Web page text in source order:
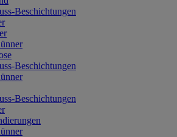
Beschichtungen
Beschichtungen
Beschichtungen